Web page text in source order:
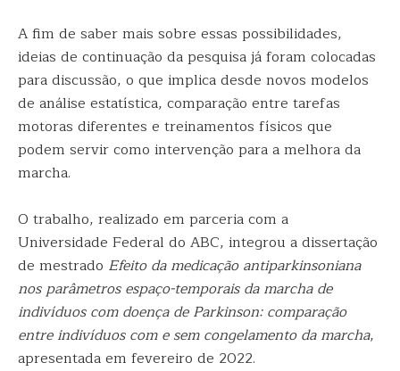
A fim de saber mais sobre essas possibilidades,
ideias de continuação da pesquisa já foram colocadas
para discussão, o que implica desde novos modelos
de análise estatística, comparação entre tarefas
motoras diferentes e treinamentos físicos que
podem servir como intervenção para a melhora da
marcha.
O trabalho, realizado em parceria com a
Universidade Federal do ABC, integrou a dissertação
de mestrado Efeito da medicação antiparkinsoniana
nos parâmetros espaço-temporais da marcha de
indivíduos com doença de Parkinson: comparação
entre indivíduos com e sem congelamento da marcha,
apresentada em fevereiro de 2022.